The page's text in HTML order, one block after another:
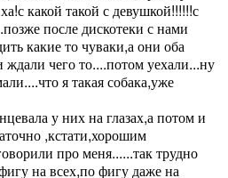
какой такой с девушкой!!!!!!с
после дискотеки с нами
какие то чуваки,а они оба
ждали чего то....потом уехали...ну
я такая собака,уже
у них на глазах,а потом и
,кстати,хорошим
про меня......так трудно
на всех,по фигу даже на